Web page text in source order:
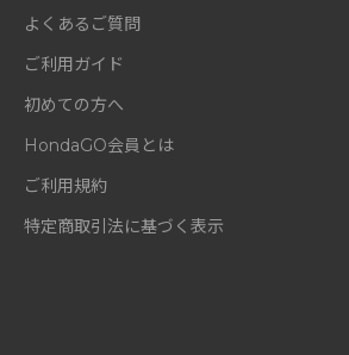
よくあるご質問
ご利用ガイド
初めての方へ
HondaGO会員とは
ご利用規約
特定商取引法に基づく表示